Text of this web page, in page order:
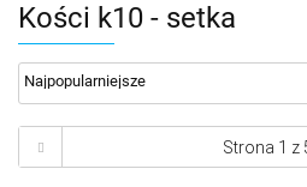
Kości k10 - setka